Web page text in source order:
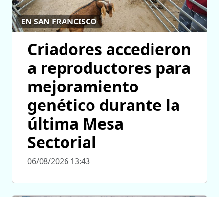
EN SAN FRANCISCO
Criadores accedieron
a reproductores para
mejoramiento
genético durante la
última Mesa
Sectorial
06/08/2026 13:43